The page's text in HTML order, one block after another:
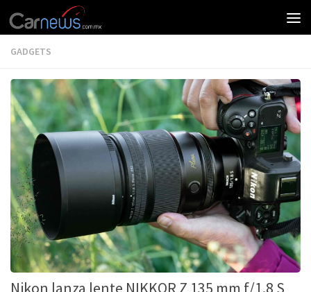
GADGETS
Nikon lanza lente NIKKOR Z 135 mm f/1.8 S